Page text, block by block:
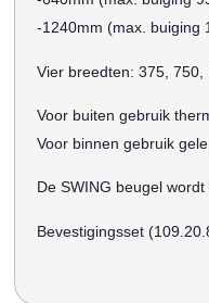
-1240mm (max. buiging
Vier breedten: 375, 750,
Voor buiten gebruik
Voor binnen gebruik
De SWING beugel
Bevestigingsset